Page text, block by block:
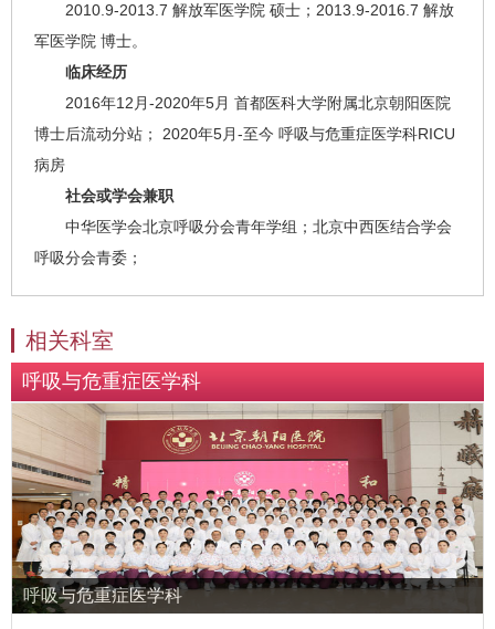
2010.9-2013.7 解放军医学院 硕士；2013.9-2016.7 解放
军医学院 博士。
临床经历
2016年12月-2020年5月 首都医科大学附属北京朝阳医院
博士后流动分站； 2020年5月-至今 呼吸与危重症医学科RICU
病房
社会或学会兼职
中华医学会北京呼吸分会青年学组；北京中西医结合学会
呼吸分会青委；
相关科室
呼吸与危重症医学科
呼吸与危重症医学科